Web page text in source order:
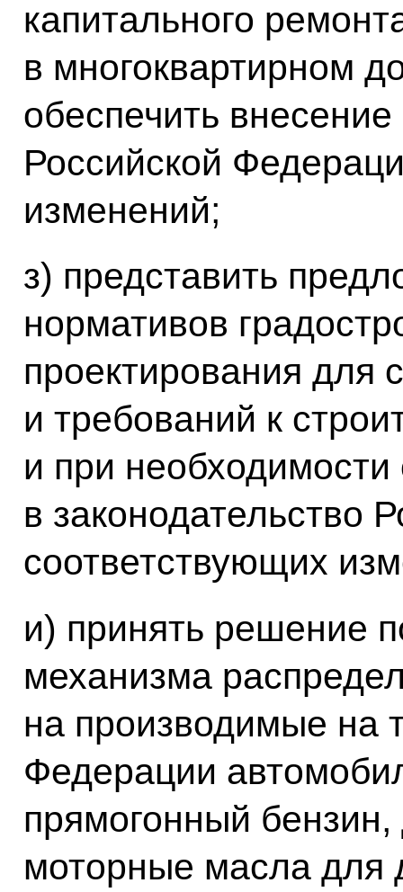
капитального
в многоквартирном
обеспечить
Российской
изменений;
з) представить
нормативов
проектирования для
и требований к
и при
в законодательство
соответствующих
и) принять решение
механизма
на производимые на
Федерации
прямогонный
моторные масла для